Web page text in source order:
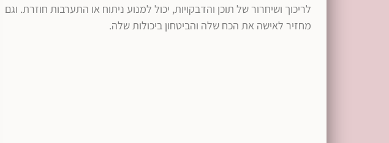
לריכוך ושיחרור של תוכן והדבקויות, יכול למנוע ניתוח או התערבות חוזרת. וגם
מחזיר לאישה את הכח שלה והביטחון ביכולות שלה.